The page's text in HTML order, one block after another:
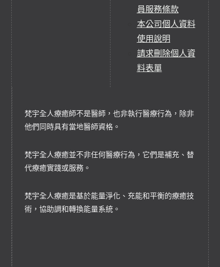
員服務條款
本公司個人資料
使用說明
請求刪除個人資
料表單
梵宇全人療癒師不是醫師，也非執行醫療行為，除非
他們同時具有當地醫師資格。
梵宇全人療癒並不非任何醫療行為，它們是補充、替
代療癒實踐或服務。
梵宇全人療癒是基於能量淨化、充能和平衡的療癒技
術，協助調和轉換能量系統。